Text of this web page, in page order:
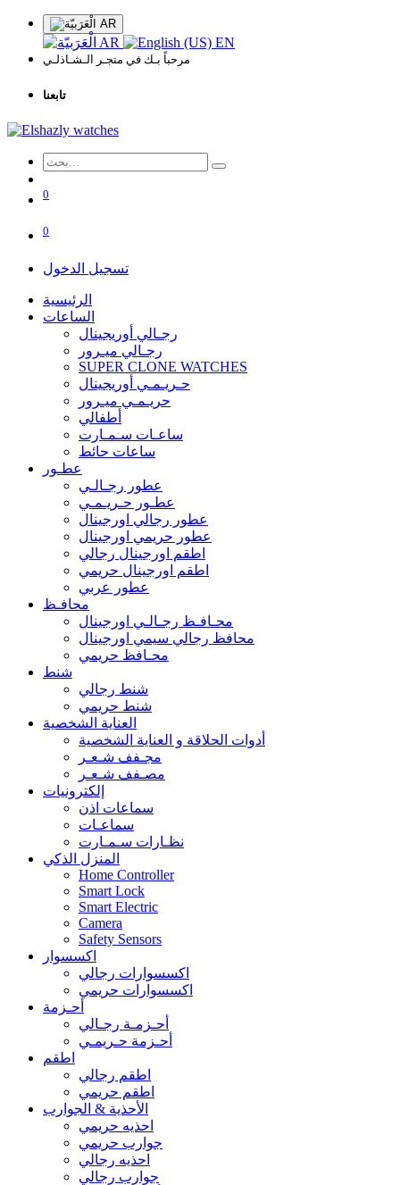
AR
AR EN
مرحباً بـك في متجـر الـشـاذلـي
تابعنا
0
0
تسجيل الدخول
الرئيسية
الساعات
رجـالي أوريجينال
رجـالي ميـرور
SUPER CLONE WATCHES
حـريـمـي أوريجينال
حريـمـي ميـرور
أطفالي
ساعـات سـمـارت
ساعات حائط
عطـور
عطور رجـالـي
عطـور حـريـمـي
عطور رجالي اورجينال
عطور حريمي اورجينال
اطقم اورجينال رجالي
اطقم اورجينال حريمي
عطور عربي
محافـظ
محـافـظ رجـالـي اورجينال
محافظ رجالي سيمي اورجينال
محـافظ حريمي
شنط
شنط رجالي
شنط حريمي
العناية الشخصية
أدوات الحلاقة و العناية الشخصية
مجـفف شـعـر
مصـفف شـعـر
إلكترونيات
سماعات اذن
سماعـات
نظـارات سـمـارت
المنزل الذكي
Home Controller
Smart Lock
Smart Electric
Camera
Safety Sensors
اكسسوار
اكسسوارات رجالي
اكسسوارات حريمي
أحـزمة
أحـزمـة رجـالي
أحـزمة حـريمـي
اطقم
اطقم رجالي
اطقم حريمي
الأحذية & الجوارب
احذيه حريمي
جوارب حريمي
احذيه رجالي
جوارب رجالي